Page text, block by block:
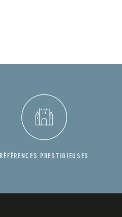
RÉFÉRENCES PRESTIGIEUSES